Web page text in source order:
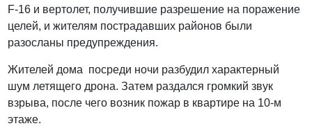
F-16 и вертолет, получившие разрешение на поражение
целей, и жителям пострадавших районов были
разосланы предупреждения.
Жителей дома посреди ночи разбудил характерный
шум летящего дрона. Затем раздался громкий звук
взрыва, после чего возник пожар в квартире на 10-м
этаже.